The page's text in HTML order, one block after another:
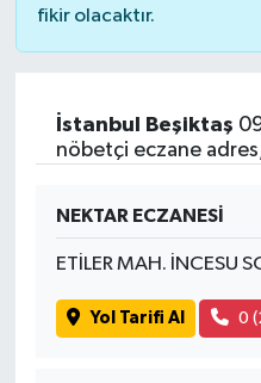
fikir olacaktır.
İstanbul Beşiktaş
nöbetçi eczane
NEKTAR ECZANESİ
ETİLER MAH. İNCESU
Yol Tarifi Al 0
Gömeç
Havran